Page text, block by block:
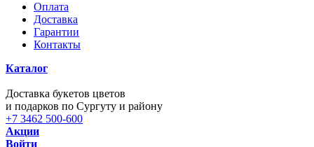
Оплата
Доставка
Гарантии
Контакты
Каталог
Доставка букетов цветов
и подарков по Сургуту и району
+7 3462 500-600
Акции
Войти